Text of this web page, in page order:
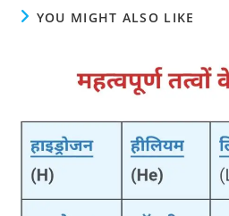
YOU MIGHT ALSO LIKE